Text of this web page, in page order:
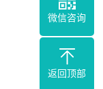
微信咨询
返回顶部